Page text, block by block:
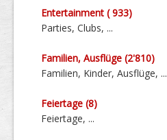
Entertainment ( 933)
Parties, Clubs, ...
Familien, Ausflüge (2'810)
Familien, Kinder, Ausflüge, ...
Feiertage (8)
Feiertage, ...